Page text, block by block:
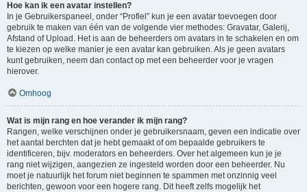
Hoe kan ik een avatar instellen?
In je Gebruikerspaneel, onder “Profiel” kun je een avatar toevoegen door
gebruik te maken van één van de volgende vier methodes: Gravatar, Galerij,
Afstand of Upload. Het is aan de beheerders om avatars in te schakelen en om
te kiezen op welke manier je een avatar kan gebruiken. Als je geen avatars
kunt gebruiken, neem dan contact op met een beheerder voor je vragen
hierover.
Omhoog
Wat is mijn rang en hoe verander ik mijn rang?
Rangen, welke verschijnen onder je gebruikersnaam, geven een indicatie over
het aantal berchten dat je hebt gemaakt of om bepaalde gebruikers te
identificeren, bijv. moderators en beheerders. Over het algemeen kun je je
rang niet wijzigen, aangezien ze ingesteld worden door een beheerder. Nu
moet je natuurlijk het forum niet beginnen te spammen met onzinnig veel
berichten, gewoon voor een hogere rang. Dit heeft zelfs mogelijk het